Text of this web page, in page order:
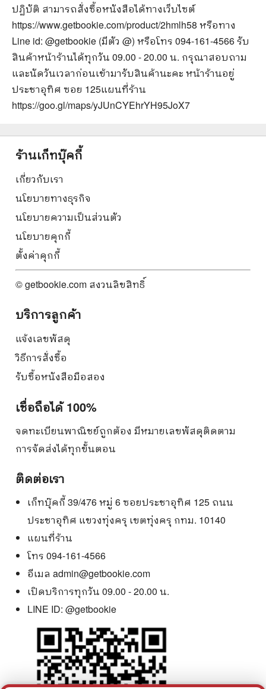
ปฏิบัติ สามารถสั่งซื้อหนังสือได้ทางเว็บไซต์
https://www.getbookie.com/product/2hmlh58 หรือทาง
Line id: @getbookie (มีตัว @) หรือโทร 094-161-4566 รับ
สินค้าหน้าร้านได้ทุกวัน 09.00 - 20.00 น. กรุณาสอบถาม
และนัดวันเวลาก่อนเข้ามารับสินค้านะคะ หน้าร้านอยู่
ประชาอุทิศ ซอย 125แผนที่ร้าน
https://goo.gl/maps/yJUnCYEhrYH95JoX7
ร้านเก็ทบุ๊คกี้
เกี่ยวกับเรา
นโยบายทางธุรกิจ
นโยบายความเป็นส่วนตัว
นโยบายคุกกี้
ตั้งค่าคุกกี้
© getbookie.com สงวนลิขสิทธิ์
บริการลูกค้า
แจ้งเลขพัสดุ
วิธีการสั่งซื้อ
รับซื้อหนังสือมือสอง
เชื่อถือได้ 100%
จดทะเบียนพาณิชย์ถูกต้อง มีหมายเลขพัสดุติดตาม
การจัดส่งได้ทุกขั้นตอน
ติดต่อเรา
เก็ทบุ๊คกี้ 39/476 หมู่ 6 ซอยประชาอุทิศ 125 ถนน
ประชาอุทิศ แขวงทุ่งครุ เขตทุ่งครุ กทม. 10140
แผนที่ร้าน
โทร 094-161-4566
อีเมล admin@getbookie.com
เปิดบริการทุกวัน 09.00 - 20.00 น.
LINE ID: @getbookie